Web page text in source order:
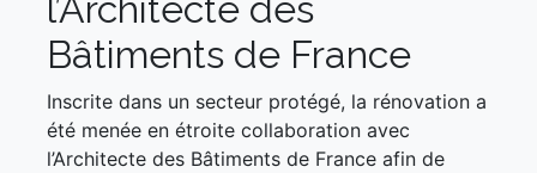
l’Architecte des
Bâtiments de France
Inscrite dans un secteur protégé, la rénovation a
été menée en étroite collaboration avec
l’Architecte des Bâtiments de France afin de